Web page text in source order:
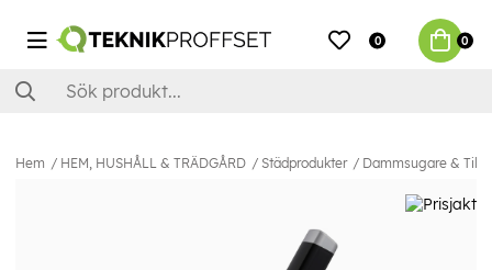
0 0
Hem HEM, HUSHÅLL & TRÄDGÅRD Städprodukter Dammsugare &